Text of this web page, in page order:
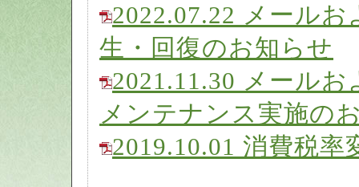
2022.07.22 メール
生・回復のお知らせ
2021.11.30 メール
メンテナンス実施の
2019.10.01 消費税